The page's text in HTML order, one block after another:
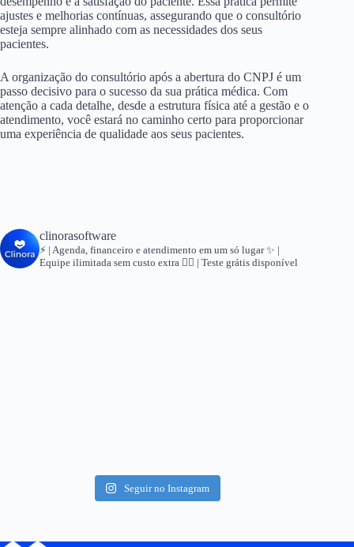
ajustes e melhorias contínuas, assegurando que o consultório
esteja sempre alinhado com as necessidades dos seus
pacientes.
A organização do consultório após a abertura do CNPJ é um
passo decisivo para o sucesso da sua prática médica. Com
atenção a cada detalhe, desde a estrutura física até a gestão e o
atendimento, você estará no caminho certo para proporcionar
uma experiência de qualidade aos seus pacientes.
clinorasoftware
⚡ | Agenda, financeiro e atendimento em um só lugar✨ |
Equipe ilimitada sem custo extra 👇🏻 | Teste grátis disponível
Seguir no Instagram